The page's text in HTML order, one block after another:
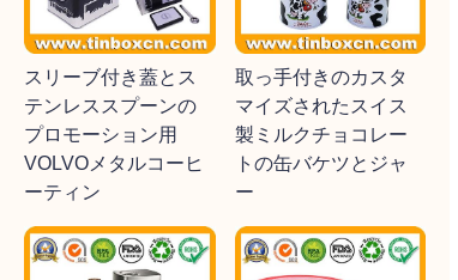
スリーブ付き蓋とス
テンレススプーンの
プロモーション用
VOLVOメタルコーヒ
ーティン
取っ手付きのカスタ
マイズされたスイス
製ミルクチョコレー
トの缶バケツとジャ
ー